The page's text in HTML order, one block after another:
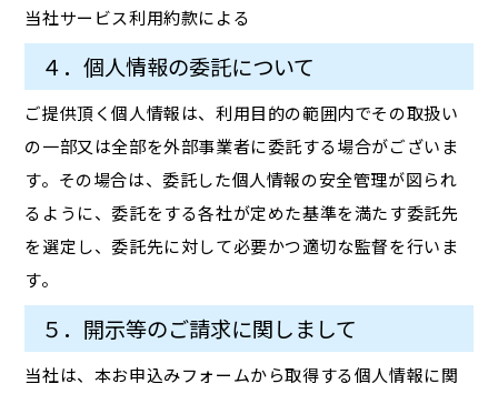
当社サービス利用約款による
４．個人情報の委託について
ご提供頂く個人情報は、利用目的の範囲内でその取扱い
の一部又は全部を外部事業者に委託する場合がございま
す。その場合は、委託した個人情報の安全管理が図られ
るように、委託をする各社が定めた基準を満たす委託先
を選定し、委託先に対して必要かつ適切な監督を行いま
す。
５．開示等のご請求に関しまして
当社は、本お申込みフォームから取得する個人情報に関